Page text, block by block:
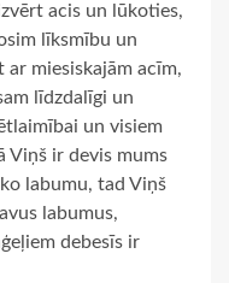
acis un lūkoties,
līksmību un
miesiskajām acīm,
līdzdalīgi un
un visiem
Viņš ir devis mums
labumu, tad Viņš
labumus,
debesīs ir